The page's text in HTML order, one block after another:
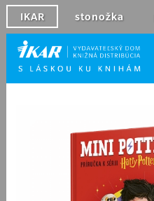
IKAR stonožka